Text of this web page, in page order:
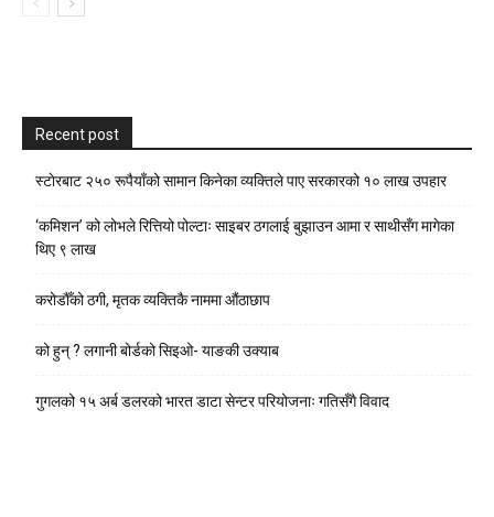
Recent post
स्टाेरबाट २५० रूपैयाँको सामान किनेका व्यक्तिले पाए सरकारको १० लाख उपहार
‘कमिशन’ को लोभले रित्तियो पोल्टाः साइबर ठगलाई बुझाउन आमा र साथीसँग मागेका
थिए ९ लाख
करोडौँको ठगी, मृतक व्यक्तिकै नाममा औंठाछाप
को हुन् ? लगानी बोर्डको सिइओ- याङकी उक्याब
गुगलको १५ अर्ब डलरको भारत डाटा सेन्टर परियोजनाः गतिसँगै विवाद